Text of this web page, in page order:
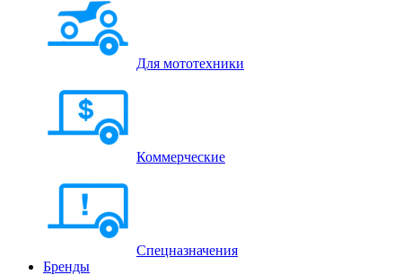
Для мототехники
Коммерческие
Спецназначения
Бренды